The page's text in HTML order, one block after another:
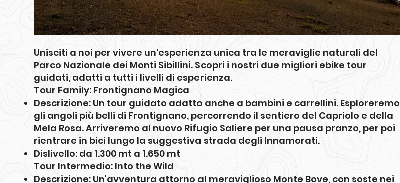
Unisciti a noi per vivere un'esperienza unica tra le meraviglie naturali del
Parco Nazionale dei Monti Sibillini. Scopri i nostri due migliori ebike tour
guidati, adatti a tutti i livelli di esperienza.
Tour Family: Frontignano Magica
Descrizione: Un tour guidato adatto anche a bambini e carrellini. Esploreremo
gli angoli più belli di Frontignano, percorrendo il sentiero del Capriolo e della
Mela Rosa. Arriveremo al nuovo Rifugio Saliere per una pausa pranzo, per poi
rientrare in bici lungo la suggestiva strada degli Innamorati.
Dislivello: da 1.300 mt a 1.650 mt
Tour Intermedio: Into the Wild
Descrizione: Un'avventura attorno al meraviglioso Monte Bove, con soste nei